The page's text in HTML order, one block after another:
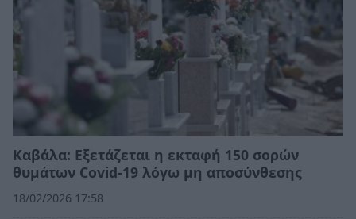
Καβάλα: Εξετάζεται η εκταφή 150 σορών
θυμάτων Covid-19 λόγω μη αποσύνθεσης
18/02/2026 17:58